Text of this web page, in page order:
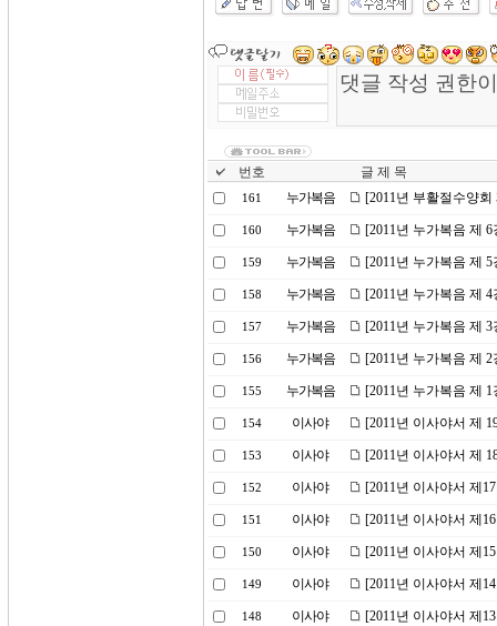
번호 글 제 목
161 누가복음 [2011년 부활절수양
160 누가복음 [2011년 누가복음 제
159 누가복음 [2011년 누가복음 제
158 누가복음 [2011년 누가복음 제
157 누가복음 [2011년 누가복음 제
156 누가복음 [2011년 누가복음 제
155 누가복음 [2011년 누가복음 제
154 이사야 [2011년 이사야서 제
153 이사야 [2011년 이사야서 제
152 이사야 [2011년 이사야서 제
151 이사야 [2011년 이사야서 제
150 이사야 [2011년 이사야서 제
149 이사야 [2011년 이사야서 제
148 이사야 [2011년 이사야서 제